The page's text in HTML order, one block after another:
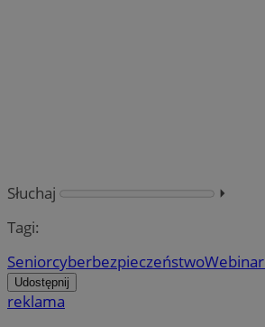
Słuchaj
⏵︎
Tagi:
Seniorcyberbezpieczeństwo
Udostępnij
reklama